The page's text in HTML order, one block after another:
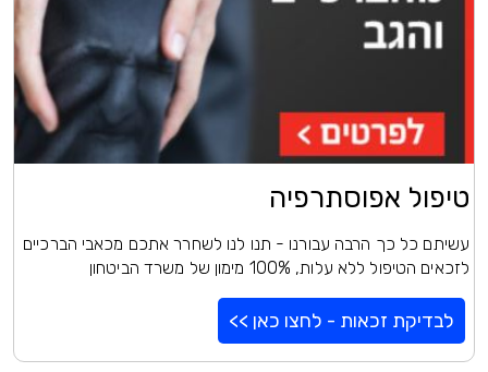
טיפול אפוסתרפיה
עשיתם כל כך הרבה עבורנו - תנו לנו לשחרר אתכם מכאבי הברכיים
לזכאים הטיפול ללא עלות, 100% מימון של משרד הביטחון
לבדיקת זכאות - לחצו כאן >>